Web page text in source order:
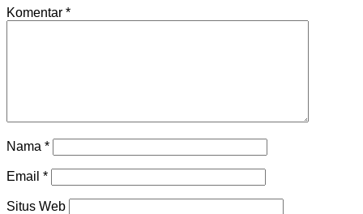
Komentar *
Nama *
Email *
Situs Web